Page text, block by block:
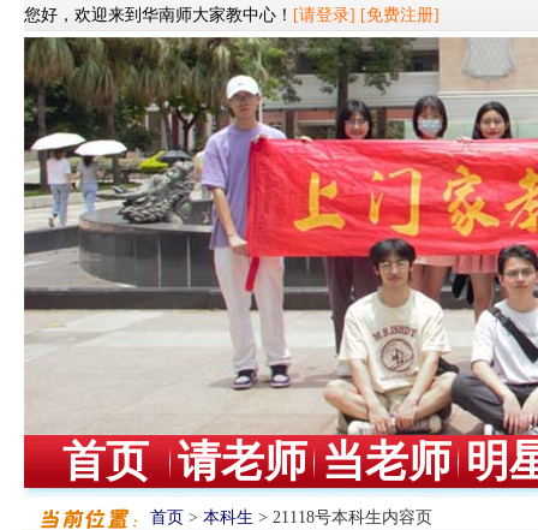
您好，欢迎来到华南师大家教中心！ [请登录] [免费注册]
首页 请老师 当老师 明
首页 > 本科生 > 21118号本科生内容页